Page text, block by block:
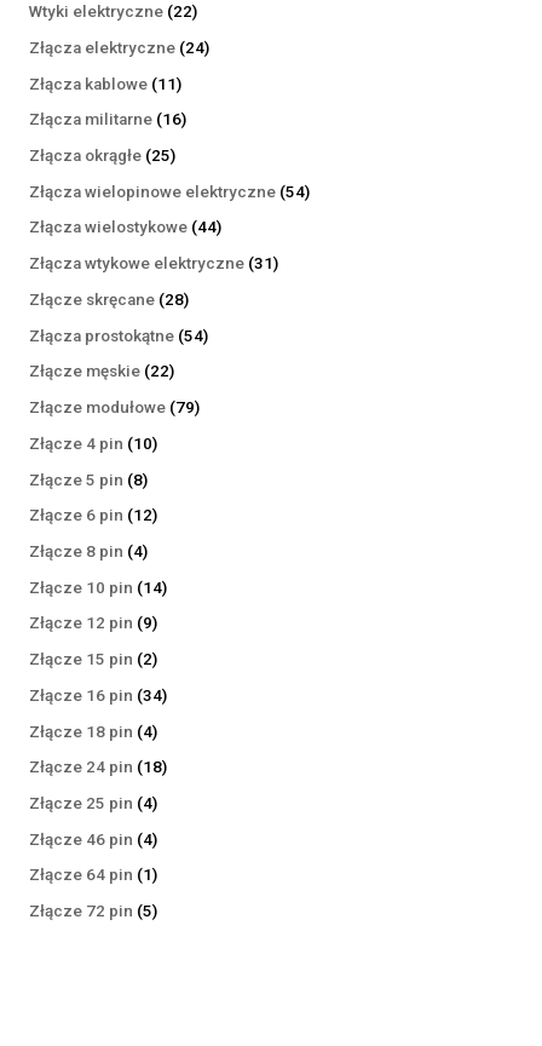
Wtyki elektryczne 2222
produkty
Złącza elektryczne 2424
Złącza kablowe 1111
produktów
Złącza militarne 1616
Złącza okrągłe 2525
produktów
Złącza wielopinowe elektryczne 5454
Złącza wielostykowe 4444
produkty
Złącza wtykowe elektryczne 3131
Złącze skręcane 2828
produktów
Złącza prostokątne 5454
Złącze męskie 2222
produkty
Złącze modułowe 7979
Złącze 4 pin 1010
Złącze 5 pin 88
produktów
Złącze 6 pin 1212
Złącze 8 pin 44
produkty
Złącze 10 pin 1414
Złącze 12 pin 99
produktów
Złącze 15 pin 22
produkty
Złącze 16 pin 3434
Złącze 18 pin 44
produkty
Złącze 24 pin 1818
Złącze 25 pin 44
produkty
Złącze 46 pin 44
produkty
Złącze 64 pin 11
produkt
Złącze 72 pin 55